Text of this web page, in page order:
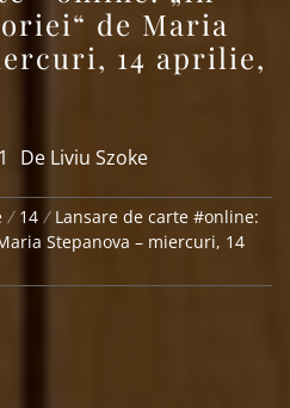
de Maria
14 aprilie,
De Liviu Szoke
14
Lansare de carte #online:
Stepanova – miercuri, 14